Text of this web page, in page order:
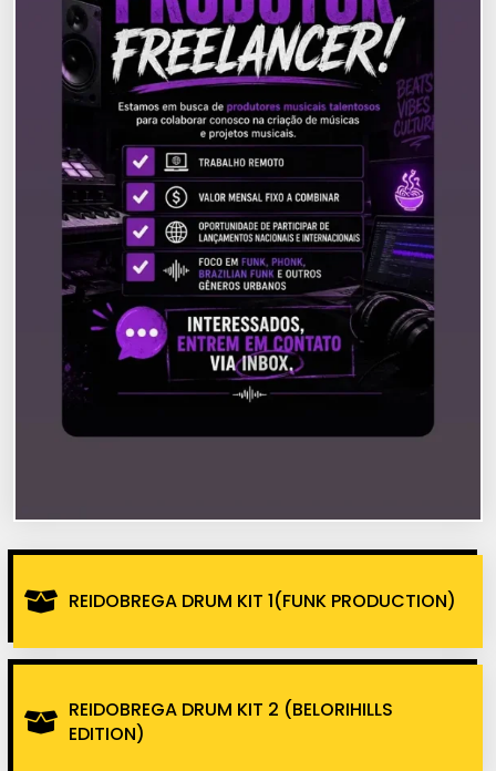
REIDOBREGA DRUM KIT 1(FUNK PRODUCTION)
REIDOBREGA DRUM KIT 2 (BELORIHILLS
EDITION)